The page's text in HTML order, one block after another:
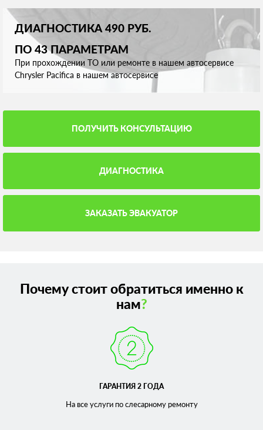
ДИАГНОСТИКА 490 РУБ.
ПО 43 ПАРАМЕТРАМ
При прохождении ТО или ремонте в нашем автосервисе
Chrysler Pacifica в нашем автосервисе
ПОЛУЧИТЬ КОНСУЛЬТАЦИЮ
ДИАГНОСТИКА
ЗАКАЗАТЬ ЭВАКУАТОР
Почему стоит обратиться именно к
нам?
ГАРАНТИЯ 2 ГОДА
На все услуги по слесарномуремонту